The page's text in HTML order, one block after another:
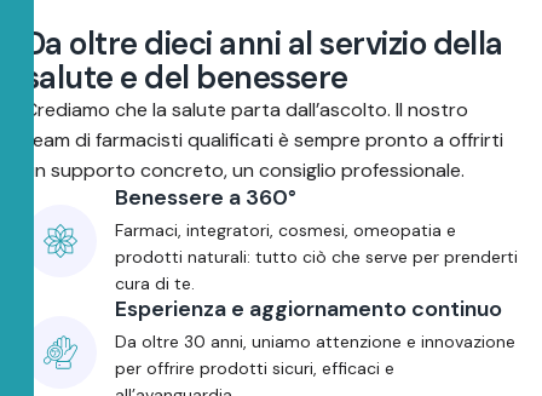
Da oltre dieci anni alservizio della
salute e del benessere
Crediamo che la salute parta dall’ascolto. Il nostro
team di farmacisti qualificati è sempre pronto a offrirti
un supporto concreto, un consiglio professionale.
Benessere a 360°
Farmaci, integratori, cosmesi, omeopatia e
prodotti naturali: tutto ciò che serve per prenderti
cura di te.
Esperienza e aggiornamento continuo
Da oltre 30 anni, uniamo attenzione e innovazione
per offrire prodotti sicuri, efficaci e